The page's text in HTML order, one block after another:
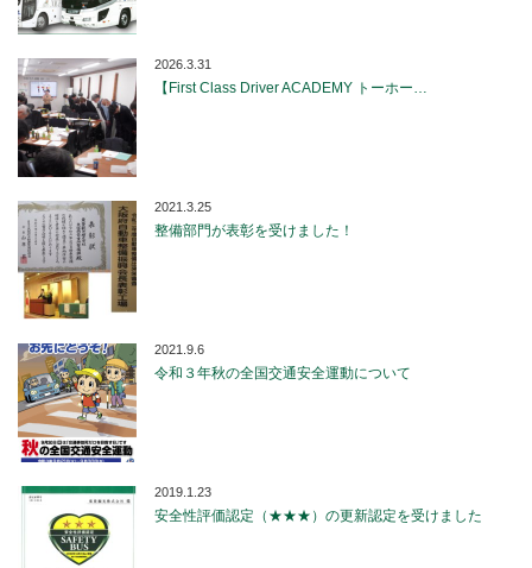
2026.3.31
【First Class Driver ACADEMY トーホー…
2021.3.25
整備部門が表彰を受けました！
2021.9.6
令和３年秋の全国交通安全運動について
2019.1.23
安全性評価認定（★★★）の更新認定を受けました